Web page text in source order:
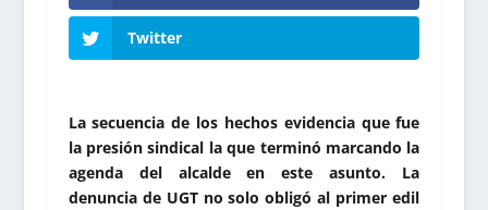
Twitter
La secuencia de los hechos evidencia que fue
la presión sindical la que terminó marcando la
agenda del alcalde en este asunto. La
denuncia de UGT no solo obligó al primer edil